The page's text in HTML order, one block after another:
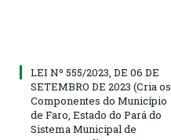
LEI Nº 555/2023, DE 06 DE
SETEMBRO DE 2023 (Cria os
Componentes do Município
de Faro, Estado do Pará do
Sistema Municipal de